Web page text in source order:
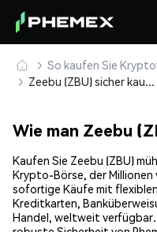
So kaufen Sie
Zeebu (ZBU) sicher kaufen und speichern
Wie man Zeebu
Kaufen Sie Zeebu (ZBU)
Krypto-Börse, der Millionen
sofortige Käufe mit
Kreditkarten,
Handel, weltweit